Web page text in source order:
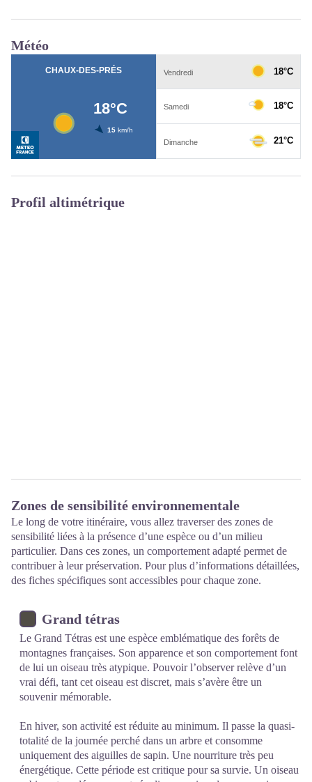
Météo
Profil altimétrique
Zones de sensibilité environnementale
Le long de votre itinéraire, vous allez traverser des zones de
sensibilité liées à la présence d’une espèce ou d’un milieu
particulier. Dans ces zones, un comportement adapté permet de
contribuer à leur préservation. Pour plus d’informations détaillées,
des fiches spécifiques sont accessibles pour chaque zone.
Grand tétras
Le Grand Tétras est une espèce emblématique des forêts de
montagnes françaises. Son apparence et son comportement font
de lui un oiseau très atypique. Pouvoir l’observer relève d’un
vrai défi, tant cet oiseau est discret, mais s’avère être un
souvenir mémorable.
En hiver, son activité est réduite au minimum. Il passe la quasi-
totalité de la journée perché dans un arbre et consomme
uniquement des aiguilles de sapin. Une nourriture très peu
énergétique. Cette période est critique pour sa survie. Un oiseau